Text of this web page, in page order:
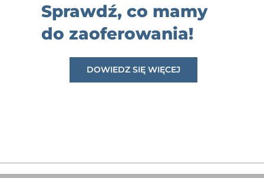
Sprawdź, co mamy
do zaoferowania!
DOWIEDZ SIĘ WIĘCEJ